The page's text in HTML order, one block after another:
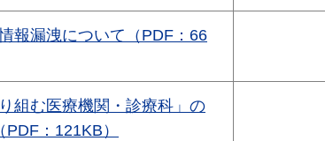
報漏洩について（PDF：66
組む医療機関・診療科」の
：121KB）